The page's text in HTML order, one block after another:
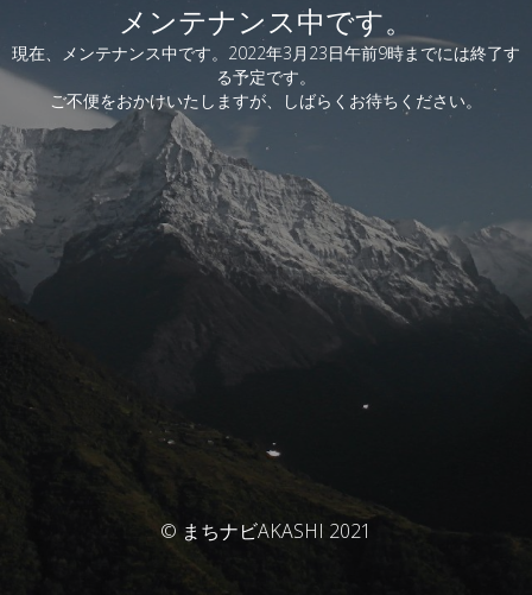
メンテナンス中です。
現在、メンテナンス中です。2022年3月23日午前9時までには終了す
る予定です。
ご不便をおかけいたしますが、しばらくお待ちください。
© まちナビAKASHI 2021